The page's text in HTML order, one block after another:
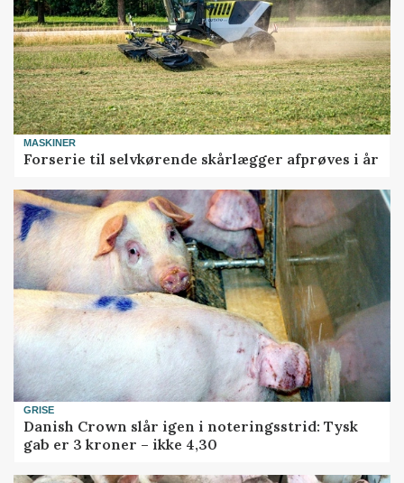
MASKINER
Forserie til selvkørende skårlægger afprøves i år
GRISE
Danish Crown slår igen i noteringsstrid: Tysk
gab er 3 kroner – ikke 4,30